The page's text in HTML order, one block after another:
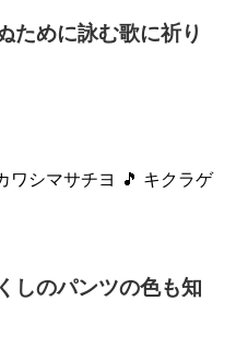
ために詠む歌に祈り
ワシマサチヨ
🎵 キクラゲ
しのパンツの色も知